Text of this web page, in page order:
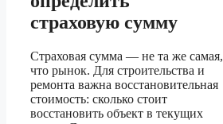
страховую сумму
Страховая сумма — не та же самая,
что рынок. Для строительства и
ремонта важна восстановительная
стоимость: сколько стоит
восстановить объект в текущих